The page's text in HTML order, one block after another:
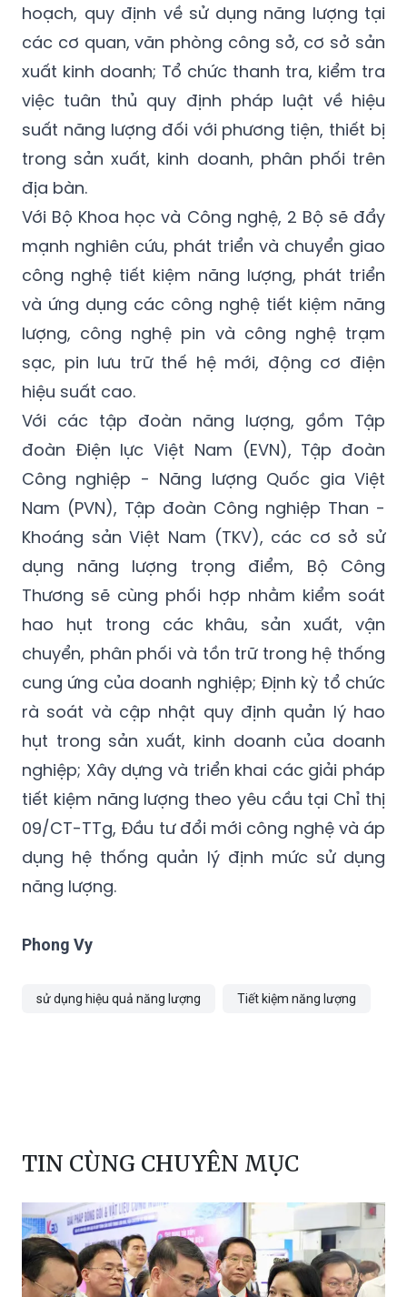
hoạch, quy định về sử dụng năng lượng tại
các cơ quan, văn phòng công sở, cơ sở sản
xuất kinh doanh; Tổ chức thanh tra, kiểm tra
việc tuân thủ quy định pháp luật về hiệu
suất năng lượng đối với phương tiện, thiết bị
trong sản xuất, kinh doanh, phân phối trên
địa bàn.
Với Bộ Khoa học và Công nghệ, 2 Bộ sẽ đẩy
mạnh nghiên cứu, phát triển và chuyển giao
công nghệ tiết kiệm năng lượng, phát triển
và ứng dụng các công nghệ tiết kiệm năng
lượng, công nghệ pin và công nghệ trạm
sạc, pin lưu trữ thế hệ mới, động cơ điện
hiệu suất cao.
Với các tập đoàn năng lượng, gồm Tập
đoàn Điện lực Việt Nam (EVN), Tập đoàn
Công nghiệp - Năng lượng Quốc gia Việt
Nam (PVN), Tập đoàn Công nghiệp Than -
Khoáng sản Việt Nam (TKV), các cơ sở sử
dụng năng lượng trọng điểm, Bộ Công
Thương sẽ cùng phối hợp nhằm kiểm soát
hao hụt trong các khâu, sản xuất, vận
chuyển, phân phối và tồn trữ trong hệ thống
cung ứng của doanh nghiệp; Định kỳ tổ chức
rà soát và cập nhật quy định quản lý hao
hụt trong sản xuất, kinh doanh của doanh
nghiệp; Xây dựng và triển khai các giải pháp
tiết kiệm năng lượng theo yêu cầu tại Chỉ thị
09/CT-TTg, Đầu tư đổi mới công nghệ và áp
dụng hệ thống quản lý định mức sử dụng
năng lượng.
Phong Vy
sử dụng hiệu quả năng lượng Tiết kiệm năng lượng
TIN CÙNG CHUYÊN MỤC